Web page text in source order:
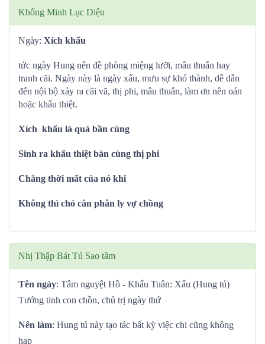
Khổng Minh Lục Diệu
Ngày: Xích khẩu
tức ngày Hung nên đề phòng miệng lưỡi, mâu thuẫn hay
tranh cãi. Ngày này là ngày xấu, mưu sự khó thành, dễ dẫn
đến nội bộ xảy ra cãi vã, thị phi, mâu thuẫn, làm ơn nên oán
hoặc khẩu thiệt.
Xích khẩu là quả bần cùng
Sinh ra khẩu thiệt bàn cùng thị phi
Chẳng thời mất của nó khi
Không thì chó cắn phân ly vợ chồng
Nhị Thập Bát Tú Sao tâm
Tên ngày: Tâm nguyệt Hồ - Khấu Tuân: Xấu (Hung tú)
Tướng tinh con chồn, chủ trị ngày thứ
Nên làm: Hung tú này tạo tác bất kỳ việc chi cũng không
hạp